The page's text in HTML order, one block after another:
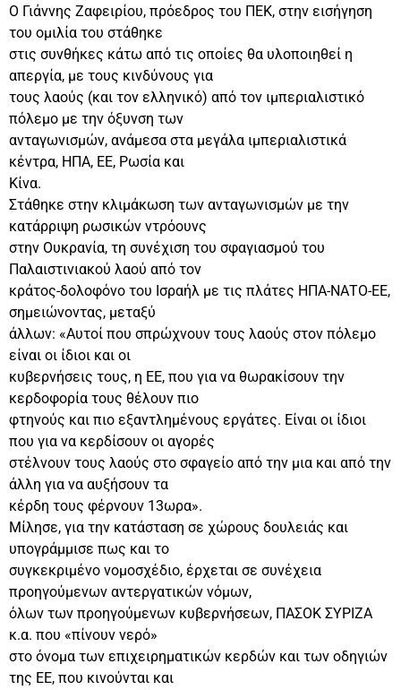
Ο Γιάννης Ζαφειρίου, πρόεδρος του ΠΕΚ, στην εισήγηση
του ομιλία του στάθηκε
στις συνθήκες κάτω από τις οποίες θα υλοποιηθεί η
απεργία, με τους κινδύνους για
τους λαούς (και τον ελληνικό) από τον ιμπεριαλιστικό
πόλεμο με την όξυνση των
ανταγωνισμών, ανάμεσα στα μεγάλα ιμπεριαλιστικά
κέντρα, ΗΠΑ, ΕΕ, Ρωσία και
Κίνα.
Στάθηκε στην κλιμάκωση των ανταγωνισμών με την
κατάρριψη ρωσικών ντρόουνς
στην Ουκρανία, τη συνέχιση του σφαγιασμού του
Παλαιστινιακού λαού από τον
κράτος-δολοφόνο του Ισραήλ με τις πλάτες ΗΠΑ-ΝΑΤΟ-ΕΕ,
σημειώνοντας, μεταξύ
άλλων: «Αυτοί που σπρώχνουν τους λαούς στον πόλεμο
είναι οι ίδιοι και οι
κυβερνήσεις τους, η ΕΕ, που για να θωρακίσουν την
κερδοφορία τους θέλουν πιο
φτηνούς και πιο εξαντλημένους εργάτες. Είναι οι ίδιοι
που για να κερδίσουν οι αγορές
στέλνουν τους λαούς στο σφαγείο από την μια και από την
άλλη για να αυξήσουν τα
κέρδη τους φέρνουν 13ωρα».
Μίλησε, για την κατάσταση σε χώρους δουλειάς και
υπογράμμισε πως και το
συγκεκριμένο νομοσχέδιο, έρχεται σε συνέχεια
προηγούμενων αντεργατικών νόμων,
όλων των προηγούμενων κυβερνήσεων, ΠΑΣΟΚ ΣΥΡΙΖΑ
κ.α. που «πίνουν νερό»
στο όνομα των επιχειρηματικών κερδών και των οδηγιών
της ΕΕ, που κινούνται και